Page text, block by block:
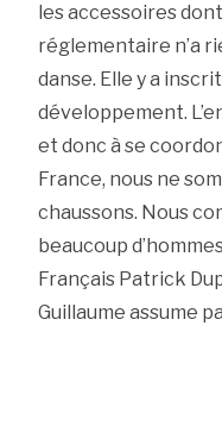
les accessoires
réglementaire n’a
danse. Elle y a
développement.
et donc à se
France, nous ne
chaussons. Nous
beaucoup
Français Patrick
Guillaume assume